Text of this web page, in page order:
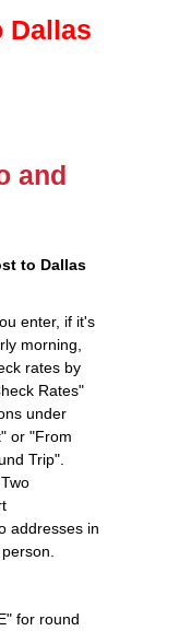
Dallas
and
to Dallas
enter, if it's
morning,
rates by
Rates"
under
or "From
Trip".
addresses in
for round